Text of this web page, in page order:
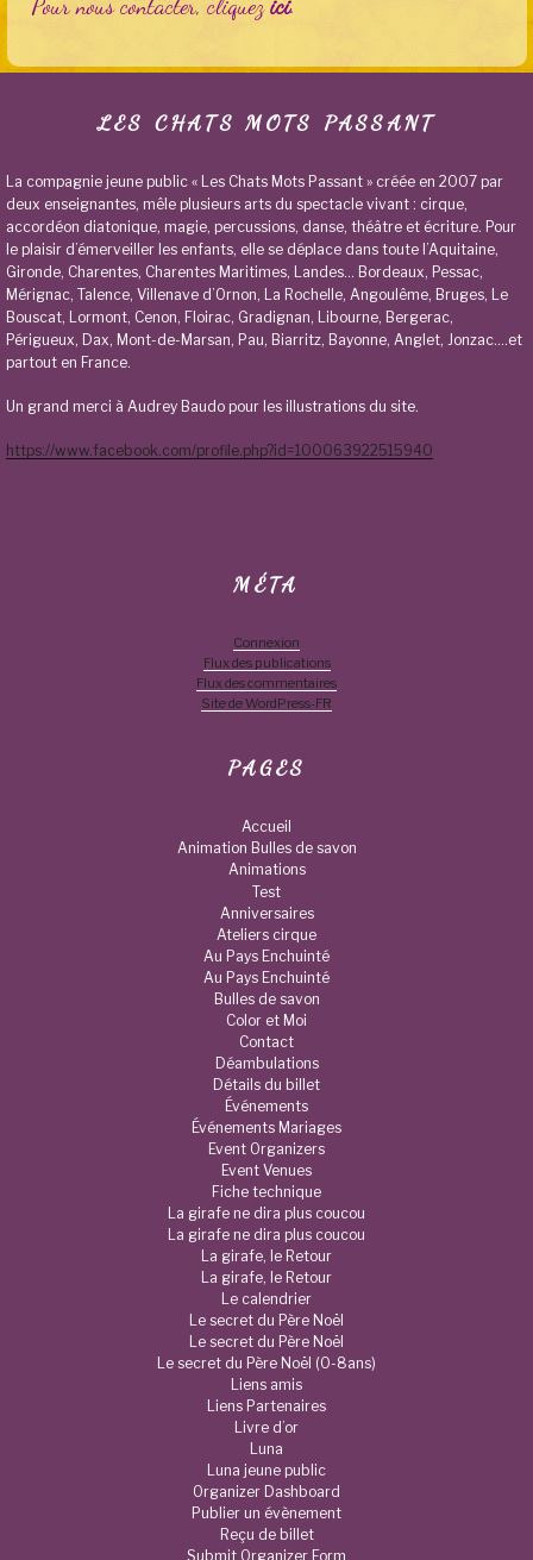
Pour nous contacter, cliquezici.
LES CHATS MOTS PASSANT
La compagnie jeune public « Les Chats Mots Passant » créée en 2007 par
deux enseignantes, mêle plusieurs arts du spectacle vivant : cirque,
accordéon diatonique, magie, percussions, danse, théâtre et écriture. Pour
le plaisir d’émerveiller les enfants, elle se déplace dans toute l’Aquitaine,
Gironde, Charentes, Charentes Maritimes, Landes… Bordeaux, Pessac,
Mérignac, Talence, Villenave d’Ornon, La Rochelle, Angoulême, Bruges, Le
Bouscat, Lormont, Cenon, Floirac, Gradignan, Libourne, Bergerac,
Périgueux, Dax, Mont-de-Marsan, Pau, Biarritz, Bayonne, Anglet, Jonzac….et
partout en France.
Un grand merci à Audrey Baudo pour les illustrations du site.
https://www.facebook.com/profile.php?id=100063922515940
MÉTA
Connexion
Flux des publications
Flux des commentaires
Site de WordPress-FR
PAGES
Accueil
Animation Bulles de savon
Animations
Test
Anniversaires
Ateliers cirque
Au Pays Enchuinté
Au Pays Enchuinté
Bulles de savon
Color et Moi
Contact
Déambulations
Détails du billet
Événements
Événements Mariages
Event Organizers
Event Venues
Fiche technique
La girafe ne dira plus coucou
La girafe ne dira plus coucou
La girafe, le Retour
La girafe, le Retour
Le calendrier
Le secret du Père Noël
Le secret du Père Noël
Le secret du Père Noël (0-8ans)
Liens amis
Liens Partenaires
Livre d’or
Luna
Luna jeune public
Organizer Dashboard
Publier un évènement
Reçu de billet
Submit Organizer Form